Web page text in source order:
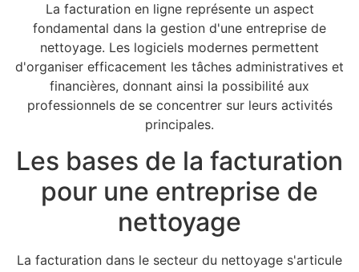
La facturation en ligne représente un aspect
fondamental dans la gestion d'une entreprise de
nettoyage. Les logiciels modernes permettent
d'organiser efficacement les tâches administratives et
financières, donnant ainsi la possibilité aux
professionnels de se concentrer sur leurs activités
principales.
Les bases de la facturation
pour une entreprise de
nettoyage
La facturation dans le secteur du nettoyage s'articule